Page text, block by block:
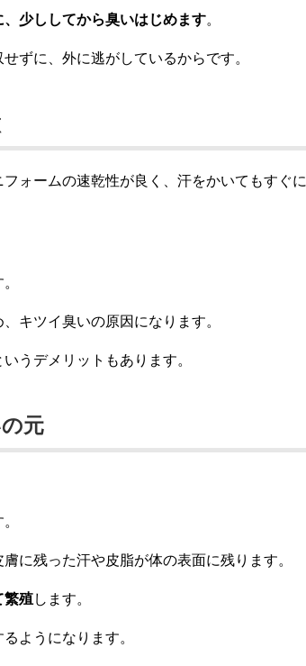
少ししてから臭いはじめます。
ずに、外に逃がしているからです。
フォームの速乾性が良く、汗をかいてもすぐに
キツイ臭いの原因 になります。
うデメリット もあります。
元
膚に残った汗や皮脂が体の表面に残ります。
繁殖します。
ようになります。